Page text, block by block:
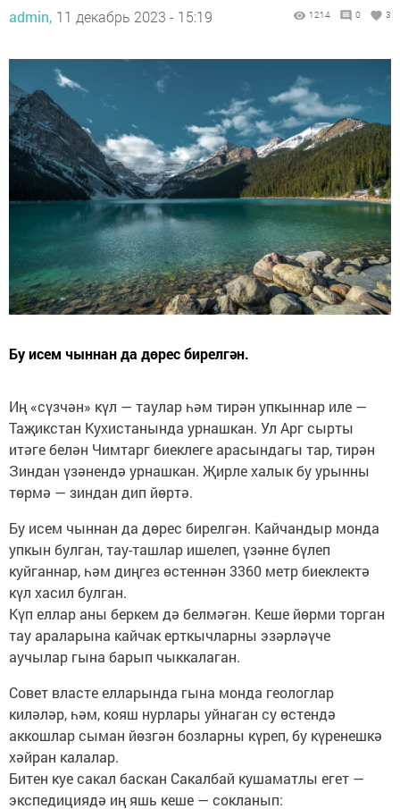
admin, 11 декабрь 2023 - 15:19 1214 0 3
Бу исем чыннан да дөрес бирелгән.
Иң «сүзчән» күл — таулар һәм тирән упкыннар иле —
Таҗикстан Кухистанында урнашкан. Ул Арг сырты
итәге белән Чимтарг биеклеге арасындагы тар, тирән
Зиндан үзәнендә урнашкан. Җирле халык бу урынны
төрмә — зиндан дип йөртә.
Бу исем чыннан да дөрес бирелгән. Кайчандыр монда
упкын булган, тау-ташлар ишелеп, үзәнне бүлеп
куйганнар, һәм диңгез өстеннән 3360 метр биеклектә
күл хасил булган.
Күп еллар аны беркем дә белмәгән. Кеше йөрми торган
тау араларына кайчак ерткычларны эзәрләүче
аучылар гына барып чыккалаган.
Совет власте елларында гына монда геологлар
киләләр, һәм, кояш нурлары уйнаган су өстендә
аккошлар сыман йөзгән бозларны күреп, бу күренешкә
хәйран калалар.
Битен куе сакал баскан Сакалбай кушаматлы егет —
экспедициядә иң яшь кеше — сокланып: